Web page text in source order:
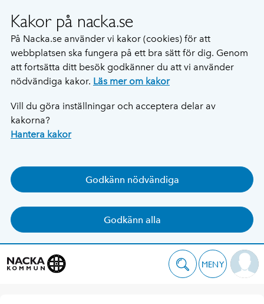
Kakor på nacka.se
På Nacka.se använder vi kakor (cookies) för att
webbplatsen ska fungera på ett bra sätt för dig. Genom
att fortsätta ditt besök godkänner du att vi använder
nödvändiga kakor. Läs mer om kakor
Vill du göra inställningar och acceptera delar av
kakorna?
Hantera kakor
Godkänn nödvändiga
Godkänn alla
MENY